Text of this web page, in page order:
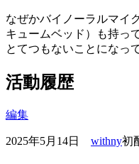
なぜかバイノーラルマイ
キュームベッド）も持っ
とてつもないことになっ
活動履歴
編集
2025年5月14日 withny初